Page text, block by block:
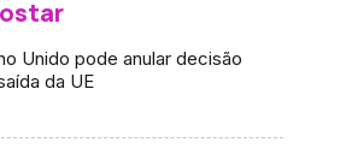
Unido pode anular decisão
da UE